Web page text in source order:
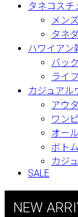
タネコスチ
メン
タネ
ハワイアン
バッ
ライ
カジュアル
アウ
ワン
オー
ボト
カジ
SALE
NEW